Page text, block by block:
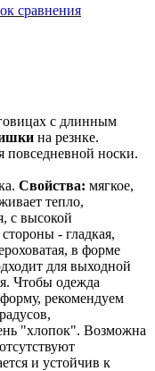
сравнения
с длинным
на резнке.
повседневной носки.
Свойства: мягкое,
тепло,
с высокой
- гладкая,
в форме
для выходной
Чтобы одежда
рекомендуем
"хлопок". Возможна
и устойчив к